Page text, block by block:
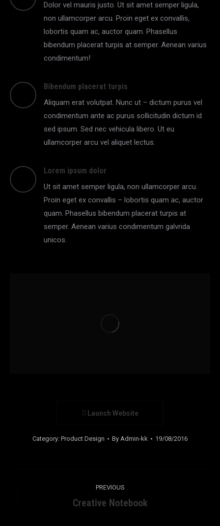
Dolor vel mauris justo. Ut sit amet semper ligula,
non ullamcorper arcu. Proin eget ex convallis,
lobortis quam ac, auctor quam. Phasellus
bibendum placerat turpis at semper. Aenean varius
condimentum!
Bibendum placerat turpis
Aliquam erat volutpat. Nunc ut – dictum purus vel
condimentum ante ac purus sollicitudin dictum id
sed ipsum. Sed nec vehicula libero. Ut eu
ullamcorper arcu vel aliquet lectus.
Lorem ipsum dolor
Ut sit amet semper ligula, non ullamcorper arcu.
Proin eget ex convallis – lobortis quam ac, auctor
quam. Phasellus bibendum placerat turpis at
semper. Aenean varius condimentum galvrida
unicos.
Launch Website
Category: Product Design By Admin-kk 19/08/2016
navigation
PREVIOUS
Previous
Creative Notebook